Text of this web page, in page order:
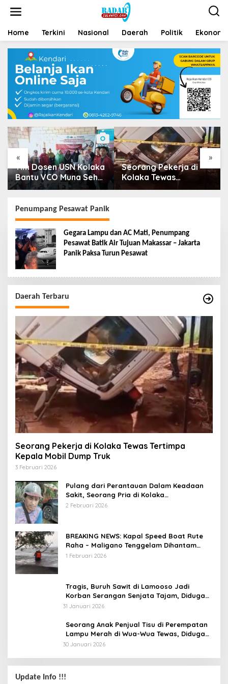
Home Terkini Nasional Daerah Politik
« »
Tim Dosen USN Kolaka
Bantu VCO Muna Sehat
Go Nasional
Seorang Pekerja di
Kolaka Tewas
Tertimpa Kepala Mobil
Penumpang Pesawat Panik
Gegara Lampu dan AC Mati, Penumpang
Pesawat Batik Air Tujuan Makassar – Jakarta
Panik Paksa Turun Pesawat
Daerah Terbaru
Seorang Pekerja di Kolaka Tewas Tertimpa
Kepala Mobil Dump Truk
3 Februari 2026
Pulang dari Perantauan Dalam Keadaan
Sakit, Seorang Pria di Kolaka
Diterlantarkan Istri
2 Februari 2026
BREAKING NEWS: Kapal Speed Boat Rute
Raha – Maligano Tenggelam Dihantam
Angin dan Ombak Tinggi
1 Februari 2026
Tragis, Buruh Sawit di Lamooso Jadi
Korban Serangan Senjata Tajam, Diduga
Terkait Tanah
31 Januari 2026
Seorang Anak Penjual Tisu di Perempatan
Lampu Merah di Wua-Wua Tewas, Diduga
Jadi Korban Tabrak Lari
30 Januari 2026
Update Info !!!